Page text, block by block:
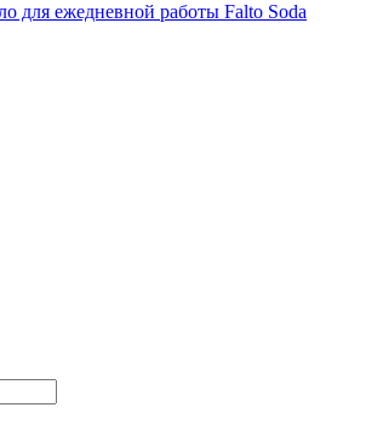
для ежедневной работы Falto Soda